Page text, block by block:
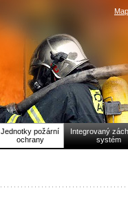
Jednotky požární
ochrany
Integrovaný
systém